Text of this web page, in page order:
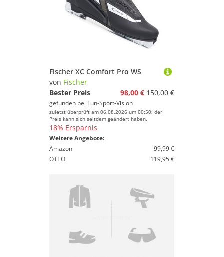
Fischer XC Comfort Pro WS
von Fischer
Bester Preis
98,00 € 150,00 €
gefunden bei Fun-Sport-Vision
zuletzt überprüft am 06.08.2026 um 00:50; der
Preis kann sich seitdem geändert haben.
18% Ersparnis
Weitere Angebote:
Amazon
99,99 €
OTTO
119,95 €